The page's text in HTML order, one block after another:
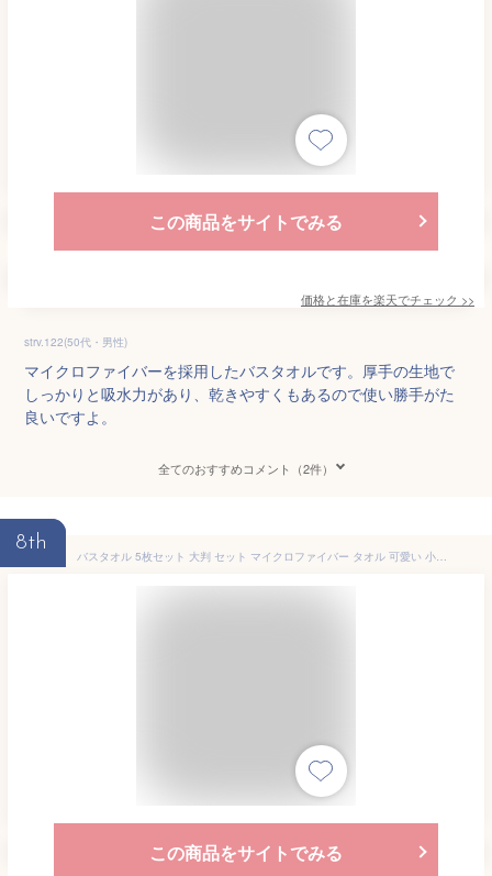
この商品をサイトでみる
価格と在庫を楽天でチェック >>
strv.122(50代・男性)
マイクロファイバーを採用したバスタオルです。厚手の生地で
しっかりと吸水力があり、乾きやすくもあるので使い勝手がた
良いですよ。
全てのおすすめコメント（2件）
8th
バスタオル 5枚セット 大判 セット マイクロファイバー タオル 可愛い 小さめ 収納 ギフト ホテル 吸水速乾 厚手 薄手 速乾 やわらか ふわふわ ソフト 無地 高品質 肌触り抜群 抗菌防臭 新生活 60×120cm 新生活応援
この商品をサイトでみる